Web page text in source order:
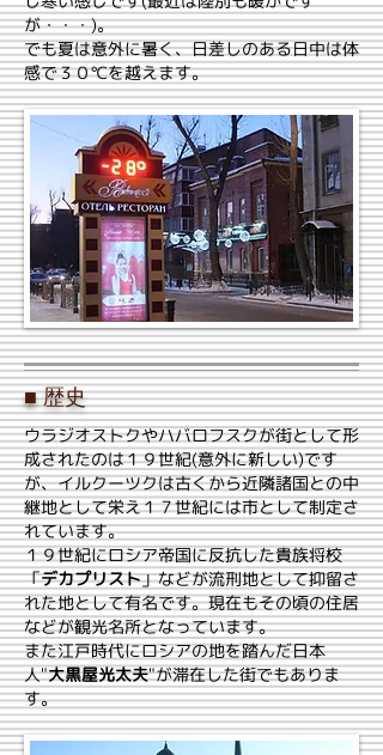
が・・・)。
でも夏は意外に暑く、日差しのある日中は体
感で３０℃を越えます。
■ 歴史
ウラジオストクやハバロフスクが街として形
成されたのは１９世紀(意外に新しい)です
が、イルクーツクは古くから近隣諸国との中
継地として栄え１７世紀には市として制定さ
れています。
１９世紀にロシア帝国に反抗した貴族将校
「デカプリスト」などが流刑地として抑留さ
れた地として有名です。現在もその頃の住居
などが観光名所となっています。
また江戸時代にロシアの地を踏んだ日本
人"大黒屋光太夫"が滞在した街でもありま
す。